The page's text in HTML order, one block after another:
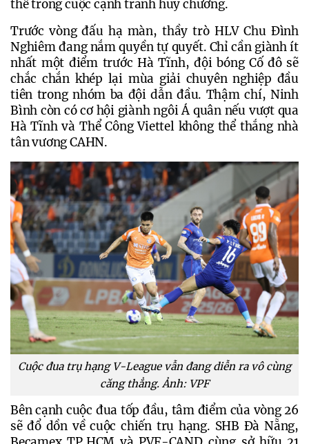
thế trong cuộc cạnh tranh huy chương.
Trước vòng đấu hạ màn, thầy trò HLV Chu Đình
Nghiêm đang nắm quyền tự quyết. Chỉ cần giành ít
nhất một điểm trước Hà Tĩnh, đội bóng Cố đô sẽ
chắc chắn khép lại mùa giải chuyên nghiệp đầu
tiên trong nhóm ba đội dẫn đầu. Thậm chí, Ninh
Bình còn có cơ hội giành ngôi Á quân nếu vượt qua
Hà Tĩnh và Thể Công Viettel không thể thắng nhà
tân vương CAHN.
Cuộc đua trụ hạng V-League vẫn đang diễn ra vô cùng
căng thẳng. Ảnh: VPF
Bên cạnh cuộc đua tốp đầu, tâm điểm của vòng 26
sẽ đổ dồn về cuộc chiến trụ hạng. SHB Đà Nẵng,